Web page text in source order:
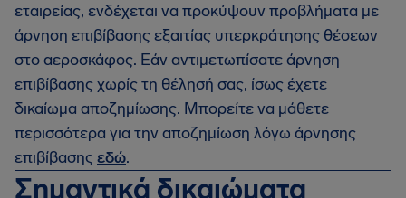
εταιρείας, ενδέχεται να προκύψουν προβλήματα με
άρνηση επιβίβασης εξαιτίας υπερκράτησης θέσεων
στο αεροσκάφος. Εάν αντιμετωπίσατε άρνηση
επιβίβασης χωρίς τη θέλησή σας, ίσως έχετε
δικαίωμα αποζημίωσης. Μπορείτε να μάθετε
περισσότερα για την αποζημίωση λόγω άρνησης
επιβίβασηςεδώ.
Σημαντικά δικαιώματα